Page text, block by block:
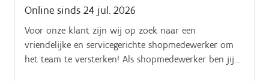
Online sinds 24 jul. 2026
Voor onze klant zijn wij op zoek naar een
vriendelijke en servicegerichte shopmedewerker om
het team te versterken! Als shopmedewerker ben jij